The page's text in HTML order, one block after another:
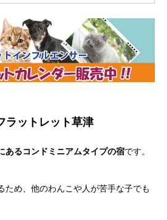
ラットレット草津
あるコンドミニアムタイプの宿です。
ため、他のわんこや人が苦手な子でも